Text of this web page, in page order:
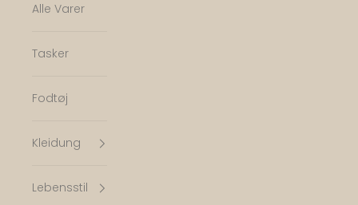
Alle Varer
Tasker
Fodtøj
Kleidung
Lebensstil